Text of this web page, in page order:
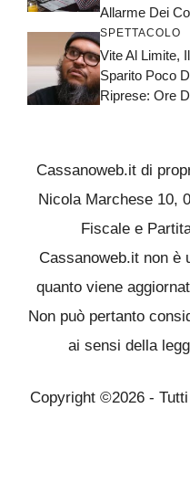
Allarme Dei
SPETTACOLO
Vite Al Limite,
Sparito Poco
Riprese: Ore
Cassanoweb.it di
Nicola Marchese 10,
Fiscale e
Cassanoweb.it non è
quanto viene
Non può pertanto
ai sensi della
Copyright ©2026 -